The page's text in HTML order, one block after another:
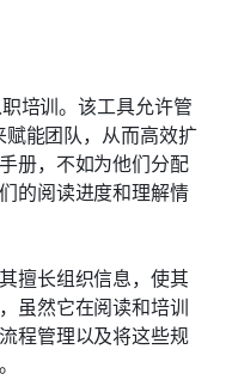
培训。该工具允许管
能团队，从而高效扩
册，不如为他们分配
的阅读进度和理解情
擅长组织信息，使其
虽然它在阅读和培训
程管理以及将这些规